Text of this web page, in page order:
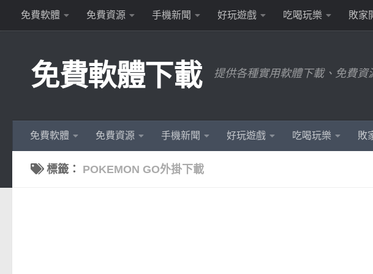
Skip to content
免費軟體 免費資源 手機新聞 好玩遊戲 吃喝玩樂 敗家
免費軟體下載 提供各種實用軟體下載、免費資
免費軟體 免費資源 手機新聞 好玩遊戲 吃喝玩樂 敗
標籤： POKEMON GO外掛下載